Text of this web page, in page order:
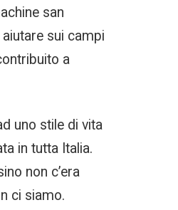
san
sui campi
a
uno stile di vita
in tutta Italia.
non c’era
ci siamo.